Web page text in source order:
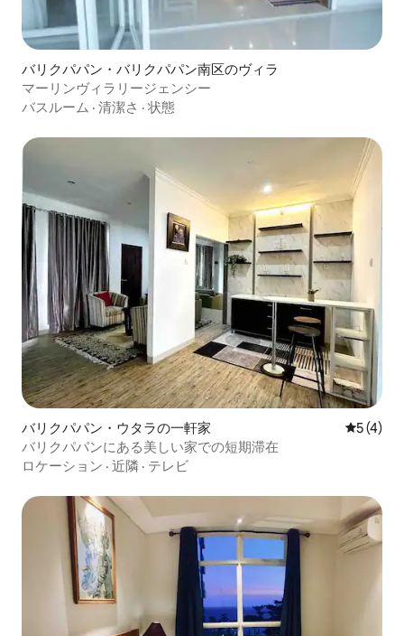
バリクパパン・バリクパパン南区のヴィラ
マーリンヴィラリージェンシー
バスルーム · 清潔さ · 状態
バリクパパン・ウタラの一軒家 レビュー
5 (4)
バリクパパンにある美しい家での短期滞在
ロケーション · 近隣 · テレビ